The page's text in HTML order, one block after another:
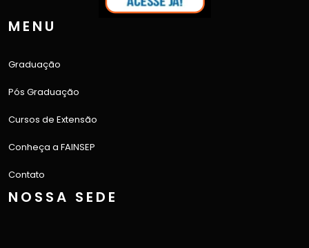
MENU
Graduação
Pós Graduação
Cursos de Extensão
Conheça a FAINSEP
Contato
NOSSA SEDE